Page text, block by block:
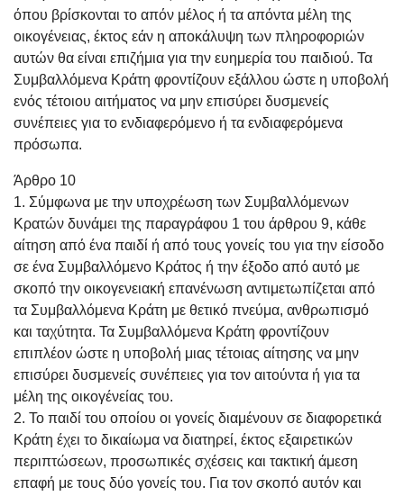
όπου βρίσκονται το απόν μέλος ή τα απόντα μέλη της
οικογένειας, έκτος εάν η αποκάλυψη των πληροφοριών
αυτών θα είναι επιζήμια για την ευημερία του παιδιού. Τα
Συμβαλλόμενα Κράτη φροντίζουν εξάλλου ώστε η υποβολή
ενός τέτοιου αιτήματος να μην επισύρει δυσμενείς
συνέπειες για το ενδιαφερόμενο ή τα ενδιαφερόμενα
πρόσωπα.
Άρθρο 10
1. Σύμφωνα με την υποχρέωση των Συμβαλλόμενων
Κρατών δυνάμει της παραγράφου 1 του άρθρου 9, κάθε
αίτηση από ένα παιδί ή από τους γονείς του για την είσοδο
σε ένα Συμβαλλόμενο Κράτος ή την έξοδο από αυτό με
σκοπό την οικογενειακή επανένωση αντιμετωπίζεται από
τα Συμβαλλόμενα Κράτη με θετικό πνεύμα, ανθρωπισμό
και ταχύτητα. Τα Συμβαλλόμενα Κράτη φροντίζουν
επιπλέον ώστε η υποβολή μιας τέτοιας αίτησης να μην
επισύρει δυσμενείς συνέπειες για τον αιτούντα ή για τα
μέλη της οικογένείας του.
2. Το παιδί του οποίου οι γονείς διαμένουν σε διαφορετικά
Κράτη έχει το δικαίωμα να διατηρεί, έκτος εξαιρετικών
περιπτώσεων, προσωπικές σχέσεις και τακτική άμεση
επαφή με τους δύο γονείς του. Για τον σκοπό αυτόν και